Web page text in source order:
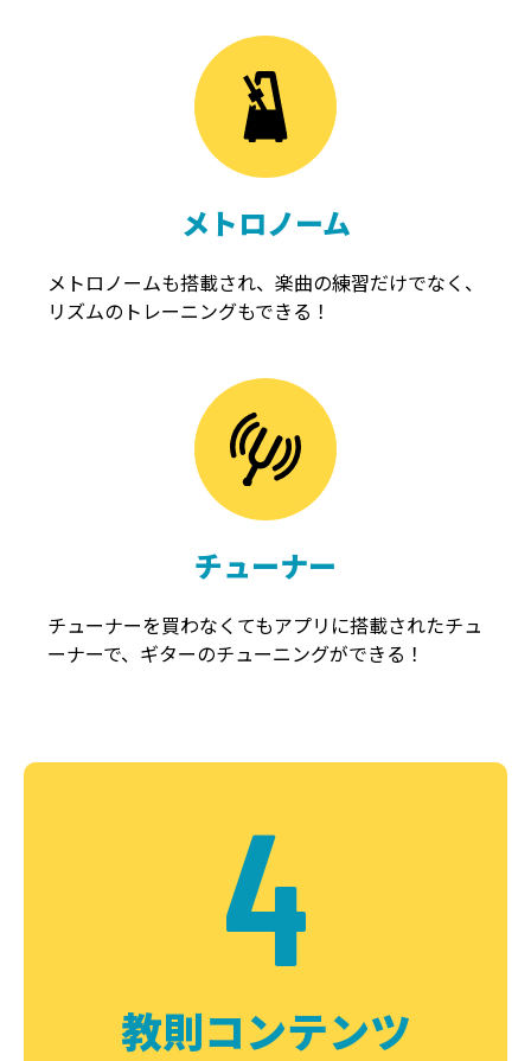
メトロノーム
メトロノームも搭載され、楽曲の練習だけでなく、
リズムのトレーニングもできる！
チューナー
チューナーを買わなくてもアプリに搭載されたチュ
ーナーで、ギターのチューニングができる！
4
教則コンテンツ